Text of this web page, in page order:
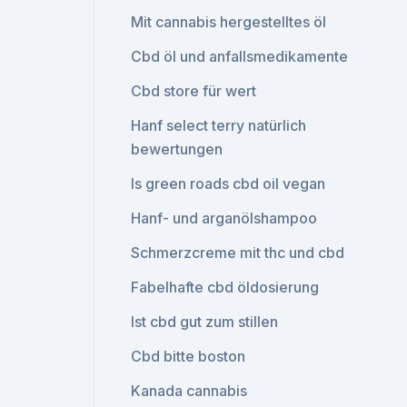
Mit cannabis hergestelltes öl
Cbd öl und anfallsmedikamente
Cbd store für wert
Hanf select terry natürlich
bewertungen
Is green roads cbd oil vegan
Hanf- und arganölshampoo
Schmerzcreme mit thc und cbd
Fabelhafte cbd öldosierung
Ist cbd gut zum stillen
Cbd bitte boston
Kanada cannabis